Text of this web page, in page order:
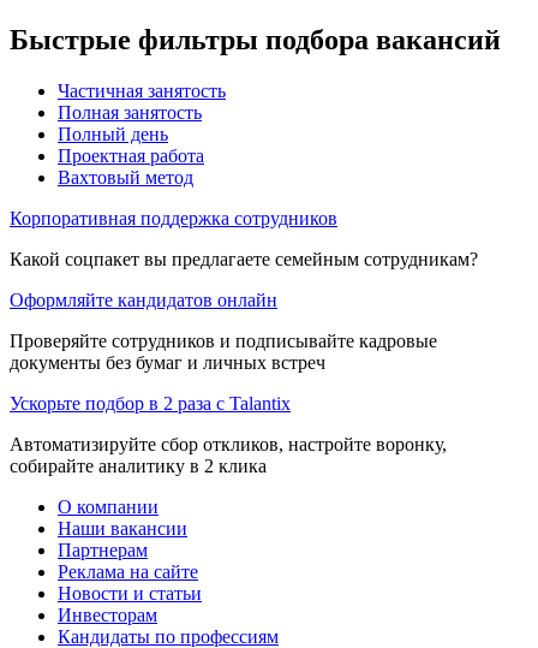
Быстрые фильтры подбора вакансий
Частичная занятость
Полная занятость
Полный день
Проектная работа
Вахтовый метод
Корпоративная поддержка сотрудников
Какой соцпакет вы предлагаете семейным сотрудникам?
Оформляйте кандидатов онлайн
Проверяйте сотрудников и подписывайте кадровые
документы без бумаг и личных встреч
Ускорьте подбор в 2 раза с Talantix
Автоматизируйте сбор откликов, настройте воронку,
собирайте аналитику в 2 клика
О компании
Наши вакансии
Партнерам
Реклама на сайте
Новости и статьи
Инвесторам
Кандидаты по профессиям